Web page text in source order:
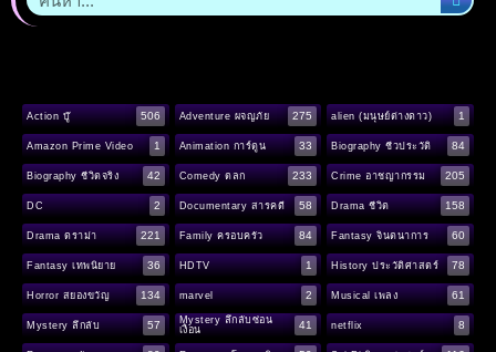
Action บู๊ 506 Adventure ผจญภัย 275 alien (มนุษย์ต่างดาว) 1
Amazon Prime Video 1 Animation การ์ตูน 33 Biography ชีวประวัติ 84
Biography ชีวิตจริง 42 Comedy ตลก 233 Crime อาชญากรรม 205
DC 2 Documentary สารคดี 58 Drama ชีวิต 158
Drama ดราม่า 221 Family ครอบครัว 84 Fantasy จินตนาการ 60
Fantasy เทพนิยาย 36 HDTV 1 History ประวัติศาสตร์ 78
Horror สยองขวัญ 134 marvel 2 Musical เพลง 61
Mystery ลึกลับ 57
Mystery ลึกลับซ่อน
เงื่อน
41 netflix 8